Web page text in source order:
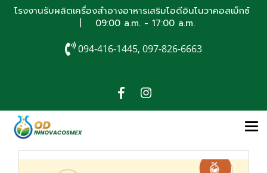
โรงงานรับผลิตเครื่องสำอางอาหารเสริมโอดีอินโนวาคอสเม็กซ์
| 09:00 a.m. - 17:00 a.m.
094-416-1445, 097-826-6663